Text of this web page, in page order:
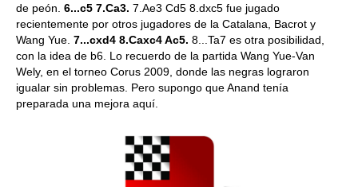
de peón. 6...c5 7.Ca3. 7.Ae3 Cd5 8.dxc5 fue jugado
recientemente por otros jugadores de la Catalana, Bacrot y
Wang Yue. 7...cxd4 8.Caxc4 Ac5. 8...Ta7 es otra posibilidad,
con la idea de b6. Lo recuerdo de la partida Wang Yue-Van
Wely, en el torneo Corus 2009, donde las negras lograron
igualar sin problemas. Pero supongo que Anand tenía
preparada una mejora aquí.